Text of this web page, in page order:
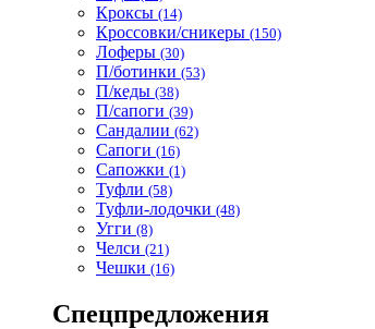
Кроксы (14)
Кроссовки/сникеры (150)
Лоферы (30)
П/ботинки (53)
П/кеды (38)
П/сапоги (39)
Сандалии (62)
Сапоги (16)
Сапожки (1)
Туфли (58)
Туфли-лодочки (48)
Угги (8)
Челси (21)
Чешки (16)
Спецпредложения